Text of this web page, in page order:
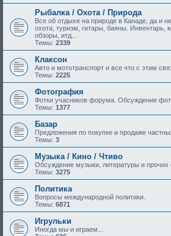
Рыбалка / Охота / Природа
Все об отдыхе на природе в Канаде, да и
охота, туризм, гитары, баяны. Инвентарь,
обзоры, итд...
Темы: 2339
Клаксон
Авто и мототранспорт и все что с этим
Темы: 2225
Фотография
Фотки учасников форума. Обсуждение
Темы: 1377
Базар
Предложения по покупке и продаже
Темы: 3
Музыка / Кино / Чтиво
Обсуждение музыки, литературы и прочих
Темы: 3275
Политика
Вопросы международной политики.
Темы: 6871
Игрульки
Иногда мы и играем...